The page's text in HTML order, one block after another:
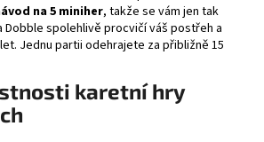
na 5 miniher, takže se vám jen tak
Dobble spolehlivě procvičí váš postřeh a
Jednu partii odehrajete za přibližně 15
karetní hry